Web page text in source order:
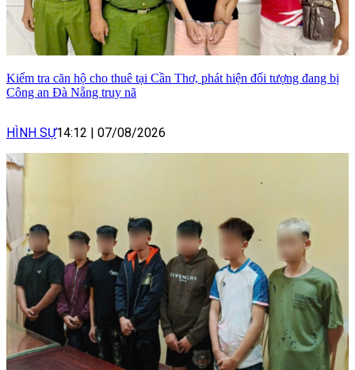
Kiểm tra căn hộ cho thuê tại Cần Thơ, phát hiện đối tượng đang bị
Công an Đà Nẵng truy nã
HÌNH SỰ14:12 | 07/08/2026